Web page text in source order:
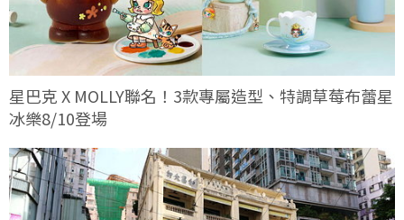
星巴克 X MOLLY聯名！3款專屬造型、特調草莓布蕾星
冰樂8/10登場